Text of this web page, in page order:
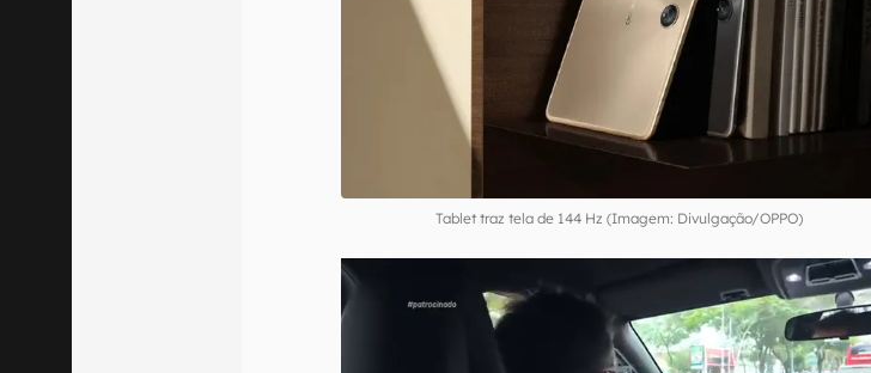
Tablet traz tela de 144 Hz (Imagem: Divulgação/OPPO)